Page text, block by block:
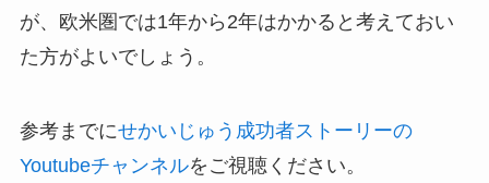
が、欧米圏では1年から2年はかかると考えておい
た方がよいでしょう。
参考までにせかいじゅう成功者ストーリーの
Youtubeチャンネルをご視聴ください。